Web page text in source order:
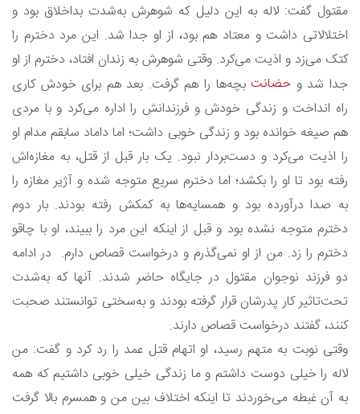
مقتول گفت: لاله به این دلیل که شوهرش به‌شدت بداخلاق بود و
اختلالاتی داشت و معتاد هم بود، از او جدا شد. این مرد دخترم را
کتک می‌زد و اذیت می‌کرد. وقتی شوهرش به زندان افتاد، دخترم از او
جدا شد و حضانتبچه‌ها را هم گرفت. بعد هم برای خودش کاری
راه انداخت و زندگی خودش و فرزندانش را اداره می‌کرد و با مردی
هم صیغه خوانده بود و زندگی خوبی داشت؛ اما داماد سابقم مدام او
را اذیت می‌کرد و دست‌بردار نبود. یک بار قبل از قتل، به مغازه‌اش
رفته ‌بود تا او را بکشد؛ اما دخترم سریع متوجه شده و آژیر مغازه را
به صدا درآورده بود و همسایه‌ها به کمکش رفته‌ بودند. بار دوم
دخترم متوجه نشده‌ بود و قبل از اینکه این مرد را ببیند، او با چاقو
دخترم را زد. من از او نمی‌گذرم و درخواست قصاص دارم. در ادامه
دو فرزند نوجوان مقتول در جایگاه حاضر شدند. آنها که به‌شدت
تحت‌تاثیر کار پدرشان قرار گرفته ‌بودند و به‌سختی توانستند صحبت
کنند، گفتند درخواست قصاص دارند.
وقتی نوبت به متهم رسید، او اتهام قتل عمد را رد کرد و گفت: من
لاله را خیلی دوست داشتم و ما زندگی خیلی خوبی داشتیم که همه
به آن غبطه می‌خوردند تا اینکه اختلاف بین من و همسرم بالا گرفت